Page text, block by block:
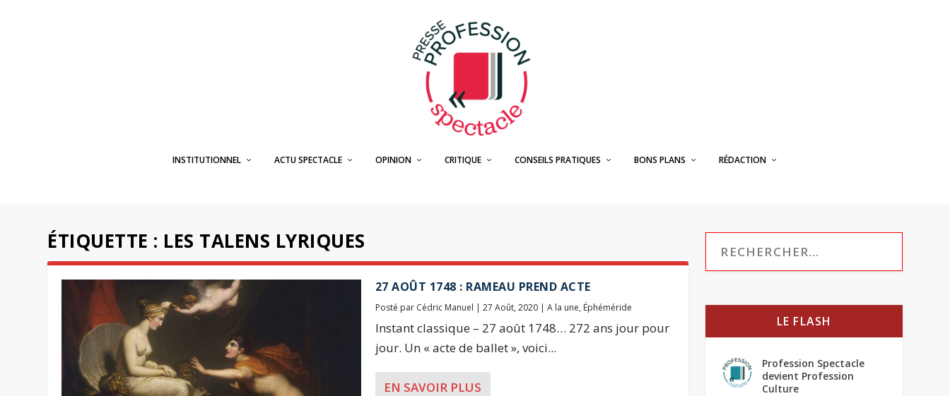
INSTITUTIONNEL ACTU SPECTACLE OPINION CRITIQUE CONSEILS PRATIQUES BONS PLANS RÉDACTION
ÉTIQUETTE : LES TALENS LYRIQUES
27 AOÛT 1748 : RAMEAU PREND ACTE
Posté par Cédric Manuel | 27 Août, 2020| A la une, Éphéméride
Instant classique – 27 août 1748… 272 ans jour pour
jour. Un « acte de ballet », voici...
EN SAVOIR PLUS
LE FLASH
Profession Spectacle
devient Profession
Culture